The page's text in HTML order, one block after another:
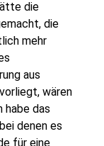
die
die
mehr
aus
wären
habe das
denen es
für eine